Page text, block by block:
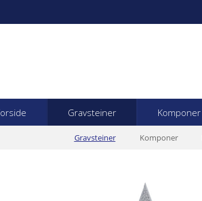
Gravsteiner Komponer
Gravsteiner Komponer